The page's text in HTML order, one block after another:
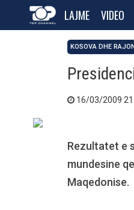
LAJME VIDEO
KOSOVA DHE
16/03/2009
Rezultatet e
mundesine
Maqedonise.